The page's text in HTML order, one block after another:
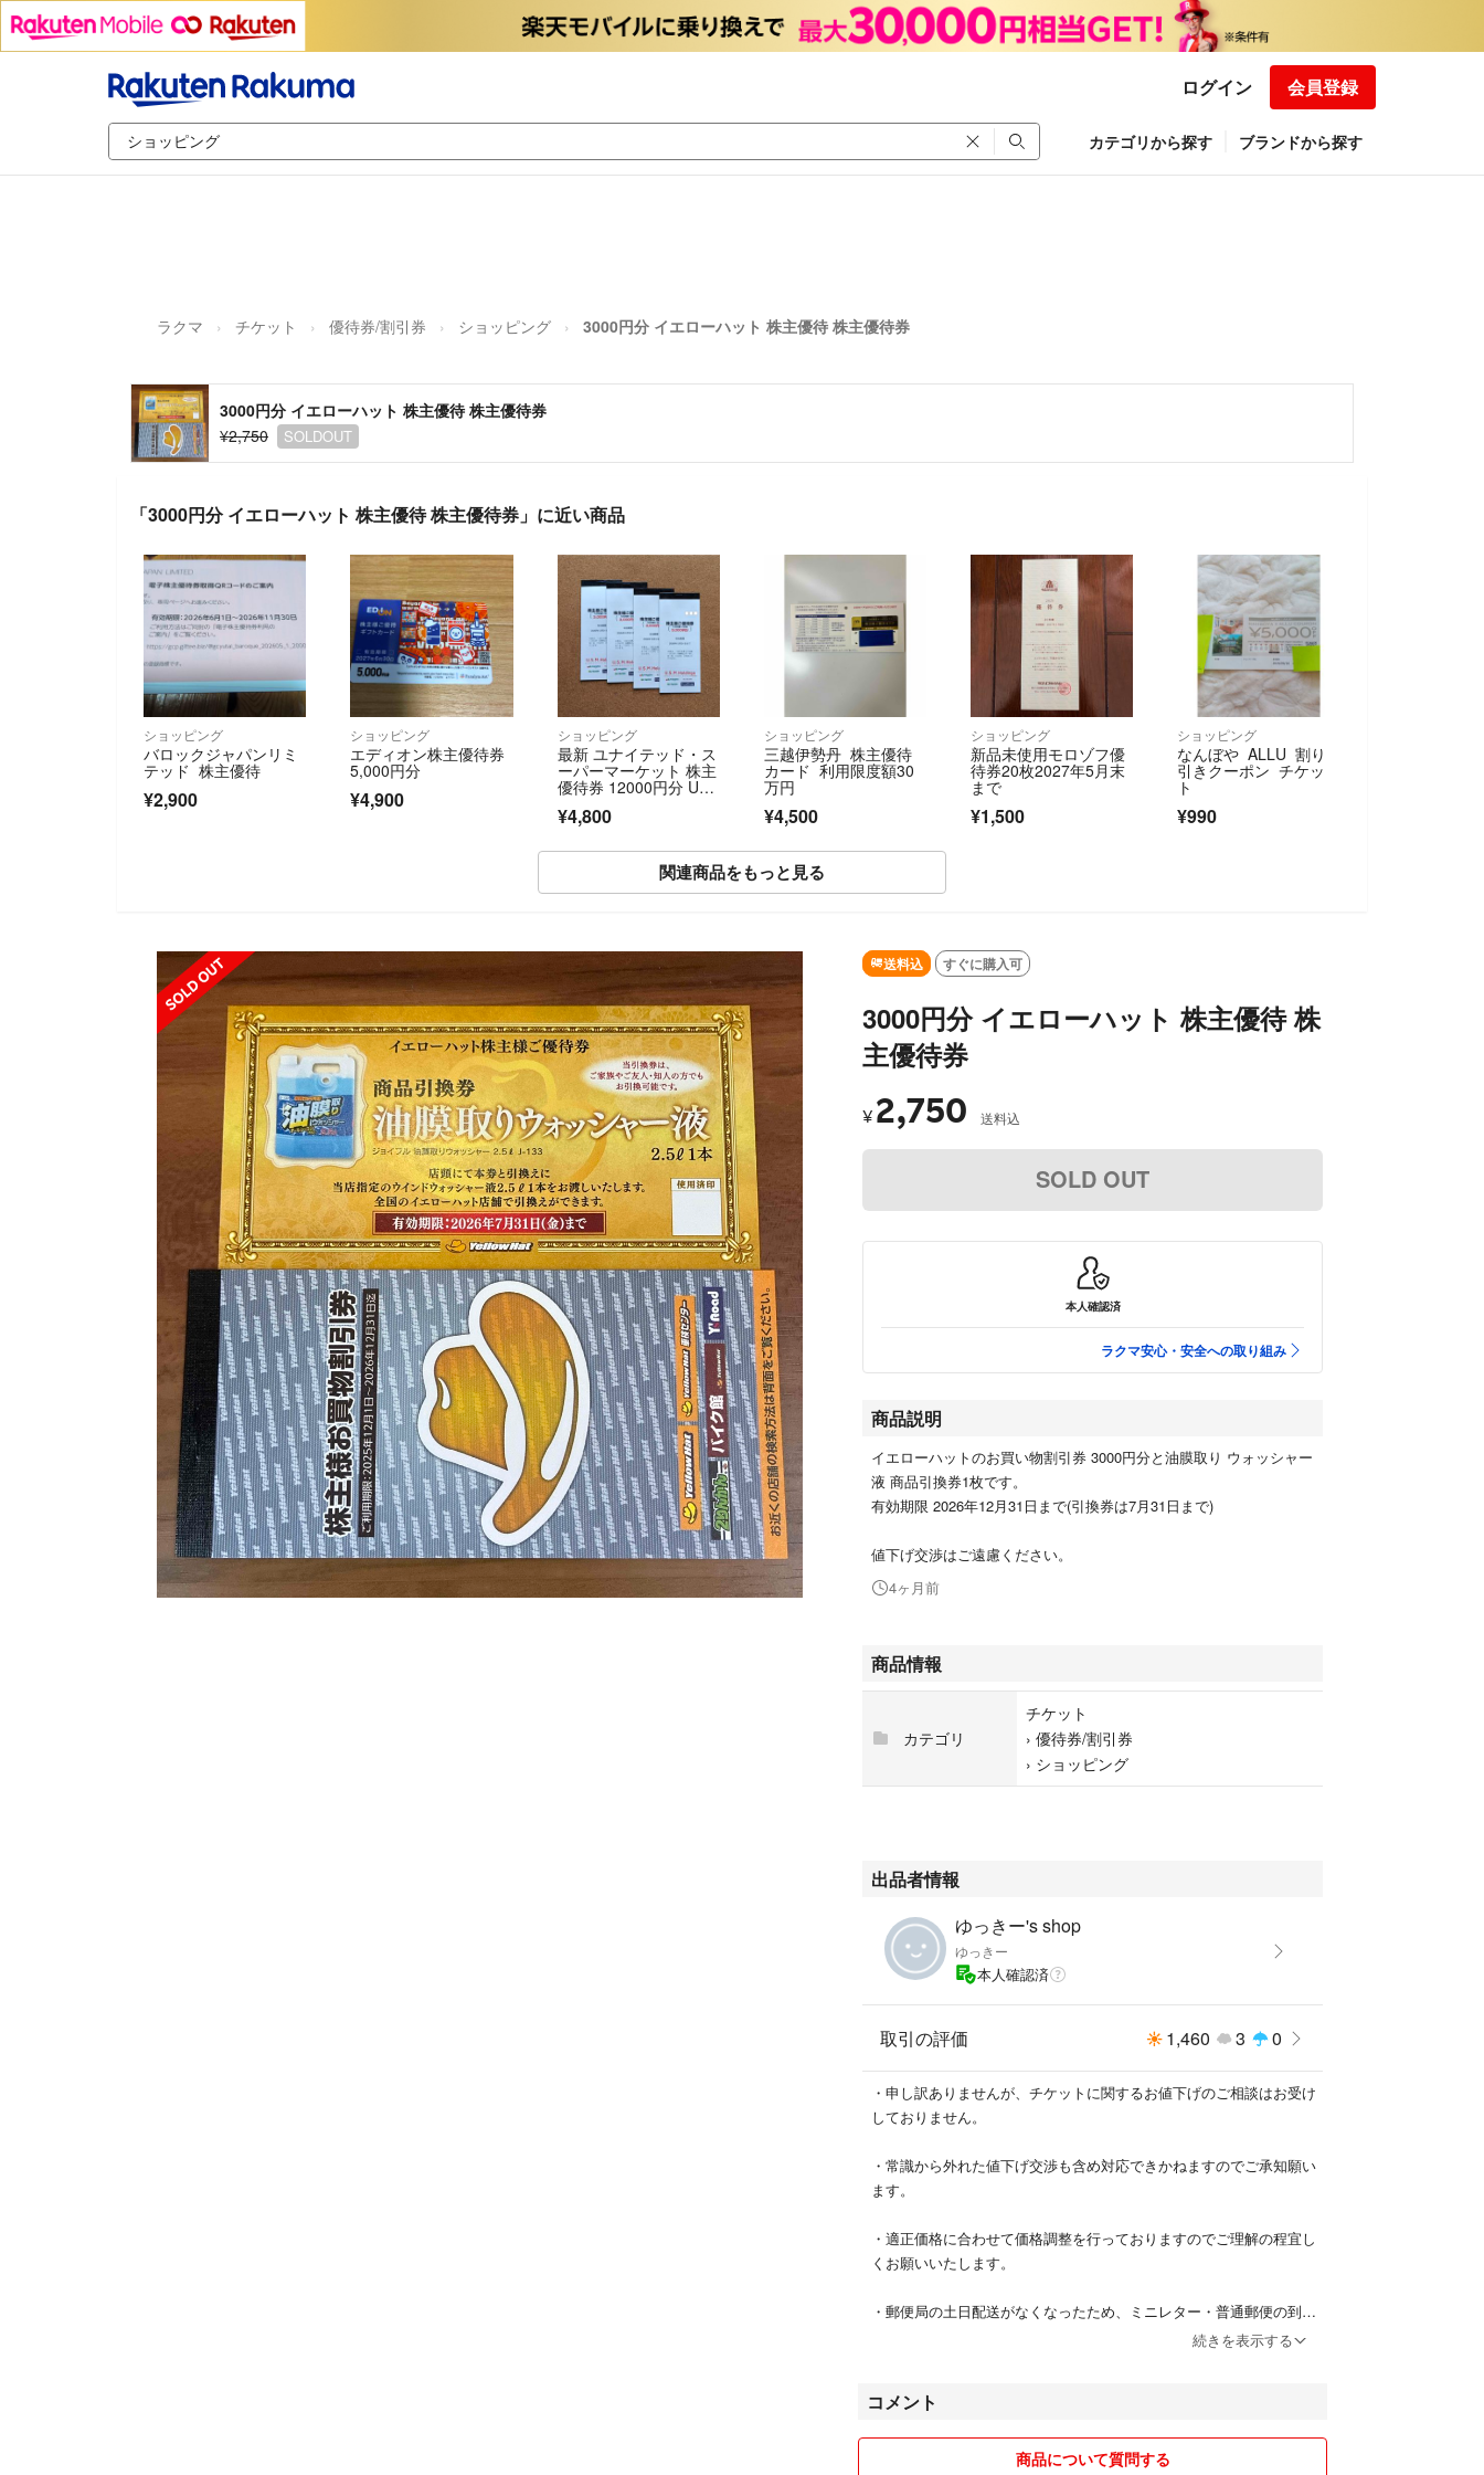
ログイン 会員登録
カテゴリから探す ブランドから探す
ラクマ チケット 優待券/割引券 ショッピング 3000円分 イエローハット 株主優待 株主優待券
3000円分 イエローハット 株主優待 株主優待券
¥2,750
SOLDOUT
「3000円分 イエローハット 株主優待 株主優待券」に近い商品
ショッピング
バロックジャパンリミ
テッド 株主優待
¥2,900
ショッピング
エディオン株主優待券
5,000円分
¥4,900
ショッピング
最新 ユナイテッド・ス
ーパーマーケット 株主
優待券 12000円分 US
MH
¥4,800
ショッピング
三越伊勢丹 株主優待
カード 利用限度額30
万円
¥4,500
ショッピング
新品未使用モロゾフ優
待券20枚2027年5月末
まで
¥1,500
ショッピング
なんぼや ALLU 割り
引きクーポン チケッ
ト
¥990
関連商品をもっと見る
送料込 すぐに購入可
3000円分 イエローハット 株主優待 株
主優待券
¥ 2,750 送料込
SOLD OUT
本人確認済
ラクマ安心・安全への取り組み
商品説明
イエローハットのお買い物割引券 3000円分と油膜取り ウォッシャー
液 商品引換券1枚です。
有効期限 2026年12月31日まで(引換券は7月31日まで)
値下げ交渉はご遠慮ください。
4ヶ月前
商品情報
カテゴリ
チケット
› 優待券/割引券
› ショッピング
出品者情報
ゆっきー's shop
ゆっきー
本人確認済
取引の評価 1,460 3 0
・申し訳ありませんが、チケットに関するお値下げのご相談はお受け
しておりません。
・常識から外れた値下げ交渉も含め対応できかねますのでご承知願い
ます。
・適正価格に合わせて価格調整を行っておりますのでご理解の程宜し
くお願いいたします。
・郵便局の土日配送がなくなったため、ミニレター・普通郵便の到着
は発送後早くて2日後、九州や北海道などの遠方は4日〜7日程度（土
・事前にコードを伝える等のお取り引きはお断りさせていただいてお
ります。ご承知願います。
続きを表示する
コメント
商品について質問する